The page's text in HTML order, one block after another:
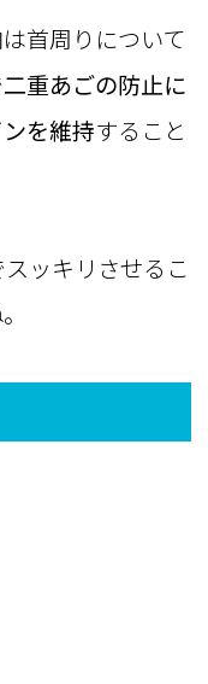
首周りについて
二重あごの防止に
を維持すること
ッキリさせるこ